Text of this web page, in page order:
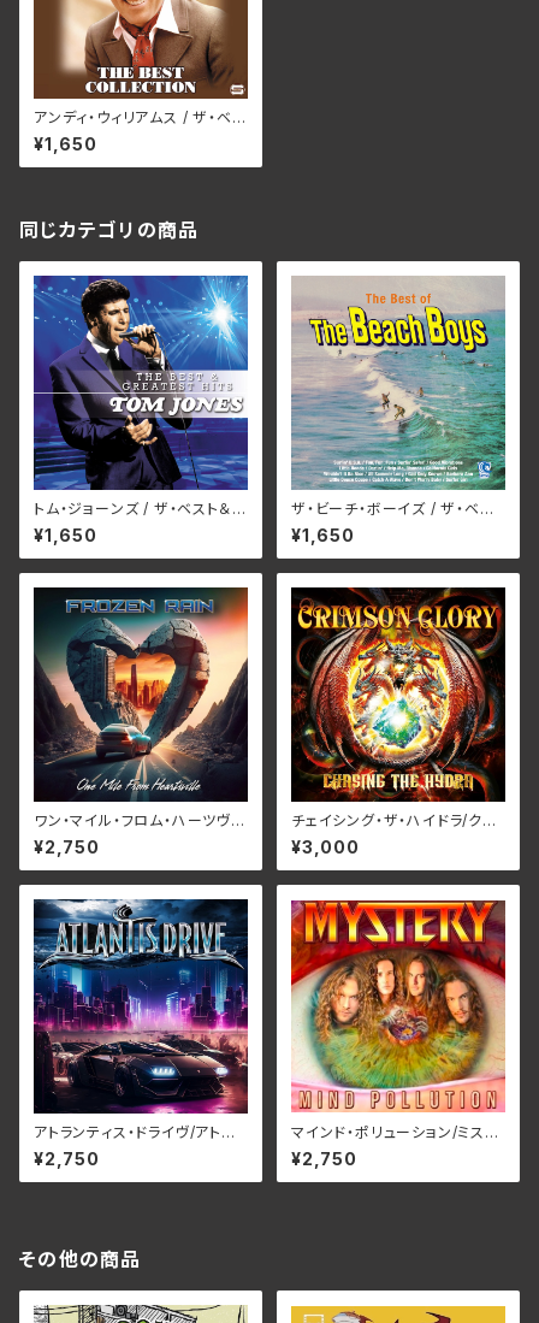
アンディ・ウィリアムス / ザ・ベス
ト・コレクション AXD-003
¥1,650
同じカテゴリの商品
トム・ジョーンズ / ザ・ベスト＆
グレイテスト・ヒッツ AXD-004
¥1,650
ザ・ビーチ・ボーイズ / ザ・ベス
ト・オブ・ ザ・ビーチ・ボーイズ A
XD-005
¥1,650
ワン・マイル・フロム・ハーツヴィ
ル/フローズン・レイン RBNCD-
1383
¥2,750
チェイシング・ザ・ハイドラ/クリ
ムゾン・グローリー RBNCD-1
467(仕様:CD)
¥3,000
アトランティス・ドライヴ/アトラ
ンティス・ドライヴ RBNCD-1
406(仕様:CD)
¥2,750
マインド・ポリューション/ミステ
リー RBNCD-1401(仕様:CD)
¥2,750
その他の商品